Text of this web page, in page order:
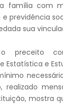
família com
previdência
sua
Estatística e
mostra